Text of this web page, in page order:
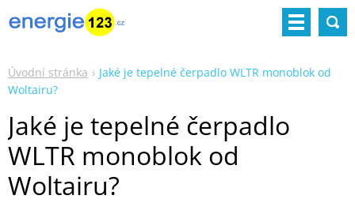
Úvodní stránka
Jaké je tepelné čerpadlo WLTR monoblok od
Woltairu?
Jaké je tepelné čerpadlo
WLTR monoblok od
Woltairu?